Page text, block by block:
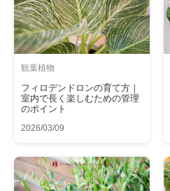
観葉植物
フィロデンドロンの育て方｜
室内で長く楽しむための管理
のポイント
2026/03/09